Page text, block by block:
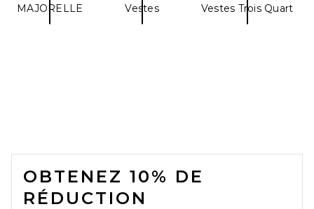
MAJORELLE Vestes Vestes Trois Quart
FOOTER
OBTENEZ 10% DE
RÉDUCTION